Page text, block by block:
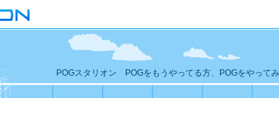
POGスタリオン POGをもうやってる方、POGをやって